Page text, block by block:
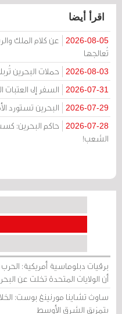
اقرأ أيضا
2026-08-05
عن كلام الملك
تُعالجها
2026-08-03 حملات البحرين
2026-07-31 السفر إلى
2026-07-29 البحرين تستورد
2026-07-28
حاكم البحرين:
الشعب!
برقيات دبلوماسية أمريكية: الحرب
أن الولايات المتحدة تخلت عن
ساوث تشاينا مورنينغ بوست:
بتمزيق الشرق الأوسط